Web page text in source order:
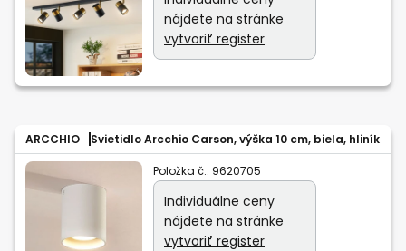
nájdete na stránke
vytvoriť register
ARCCHIO Svietidlo Arcchio Carson, výška 10 cm, biela, hliník
Položka č.: 9620705
Individuálne ceny
nájdete na stránke
vytvoriť register